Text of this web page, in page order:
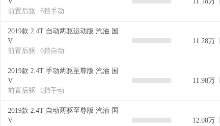
前置后驱
6挡手动
2019款 2.4T 自动两驱运动版 汽油 国
V
前置后驱
6挡自动
11.28万
2019款 2.4T 手动两驱至尊版 汽油 国
V
前置后驱
6挡手动
11.98万
2019款 2.4T 自动两驱至尊版 汽油 国
V
12.08万